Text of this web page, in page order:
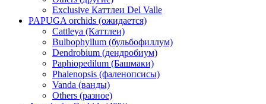
Exclusive Каттлеи Del Valle
PAPUGA orchids (ожидается)
Cattleya (Каттлеи)
Bulbophyllum (бульбофиллум)
Dendrobium (дендробиум)
Paphiopedilum (Башмаки)
Phalenopsis (фаленопсисы)
Vanda (ванды)
Others (разное)